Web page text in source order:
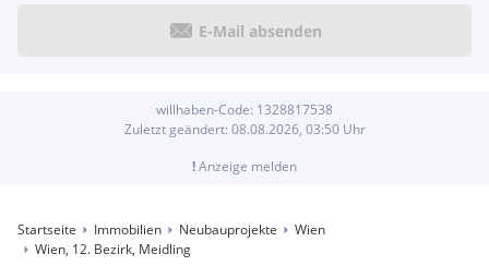
E-Mail absenden
willhaben-Code: 1328817538
Zuletzt geändert: 08.08.2026, 03:50Uhr
!Anzeige melden
Startseite Immobilien Neubauprojekte
Wien
Wien, 12. Bezirk, Meidling